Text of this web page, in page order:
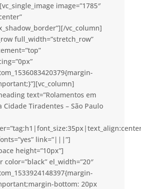
image=”1785″
vc_column]
full_width=”stretch_row”
text=”Rolamentos em
Cidade Tiradentes – São Paulo
link=”|||”]
height=”10px”]
color=”black” el_width=”20″
bottom: 20px